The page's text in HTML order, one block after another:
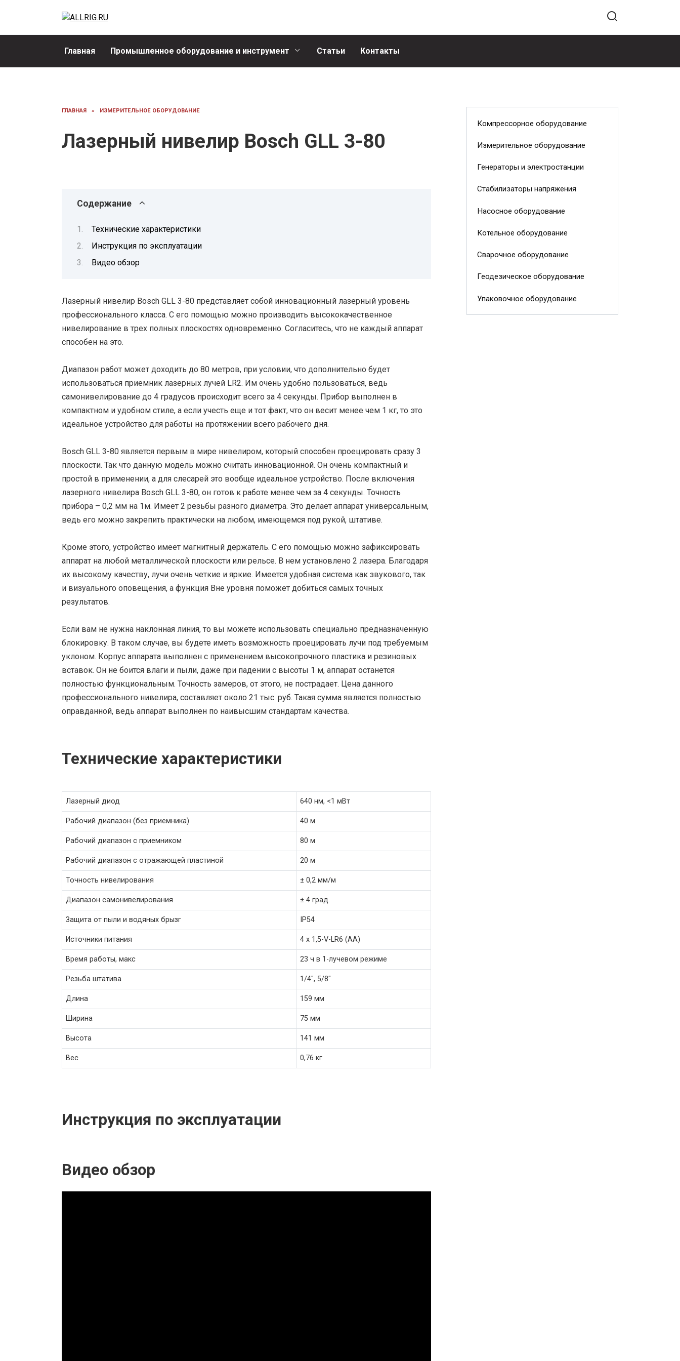
Главная Промышленное оборудование и инструмент Статьи Контакты
ГЛАВНАЯ » ИЗМЕРИТЕЛЬНОЕ ОБОРУДОВАНИЕ
Лазерный нивелир Bosch GLL 3-80
Содержание
Технические характеристики
Инструкция по эксплуатации
Видео обзор
Лазерный нивелир Bosch GLL 3-80 представляет собой инновационный лазерный уровень
профессионального класса. C его помощью можно производить высококачественное
нивелирование в трех полных плоскостях одновременно. Согласитесь, что не каждый аппарат
способен на это.
Диапазон работ может доходить до 80 метров, при условии, что дополнительно будет
использоваться приемник лазерных лучей LR2. Им очень удобно пользоваться, ведь
самонивелирование до 4 градусов происходит всего за 4 секунды. Прибор выполнен в
компактном и удобном стиле, а если учесть еще и тот факт, что он весит менее чем 1 кг, то это
идеальное устройство для работы на протяжении всего рабочего дня.
Bosch GLL 3-80 является первым в мире нивелиром, который способен проецировать сразу 3
плоскости. Так что данную модель можно считать инновационной. Он очень компактный и
простой в применении, а для слесарей это вообще идеальное устройство. После включения
лазерного нивелира Bosch GLL 3-80, он готов к работе менее чем за 4 секунды. Точность
прибора – 0,2 мм на 1м. Имеет 2 резьбы разного диаметра. Это делает аппарат универсальным,
ведь его можно закрепить практически на любом, имеющемся под рукой, штативе.
Кроме этого, устройство имеет магнитный держатель. С его помощью можно зафиксировать
аппарат на любой металлической плоскости или рельсе. В нем установлено 2 лазера. Благодаря
их высокому качеству, лучи очень четкие и яркие. Имеется удобная система как звукового, так
и визуального оповещения, а функция Вне уровня поможет добиться самых точных
результатов.
Если вам не нужна наклонная линия, то вы можете использовать специально предназначенную
блокировку. В таком случае, вы будете иметь возможность проецировать лучи под требуемым
уклоном. Корпус аппарата выполнен с применением высокопрочного пластика и резиновых
вставок. Он не боится влаги и пыли, даже при падении с высоты 1 м, аппарат останется
полностью функциональным. Точность замеров, от этого, не пострадает. Цена данного
профессионального нивелира, составляет около 21 тыс. руб. Такая сумма является полностью
оправданной, ведь аппарат выполнен по наивысшим стандартам качества.
Технические характеристики
Лазерный диод 640 нм, <1 мВт
Рабочий диапазон (без приемника) 40 м
Рабочий диапазон с приемником 80 м
Рабочий диапазон с отражающей пластиной 20 м
Точность нивелирования ± 0,2 мм/м
Диапазон самонивелирования ± 4 град.
Защита от пыли и водяных брызг IP54
Источники питания 4 x 1,5-V-LR6 (AA)
Время работы, макс 23 ч в 1-лучевом режиме
Резьба штатива 1/4″, 5/8″
Длина 159 мм
Ширина 75 мм
Высота 141 мм
Вес 0,76 кг
Инструкция по эксплуатации
Видео обзор
Компрессорное оборудование
Измерительное оборудование
Генераторы и электростанции
Стабилизаторы напряжения
Насосное оборудование
Котельное оборудование
Сварочное оборудование
Геодезическое оборудование
Упаковочное оборудование